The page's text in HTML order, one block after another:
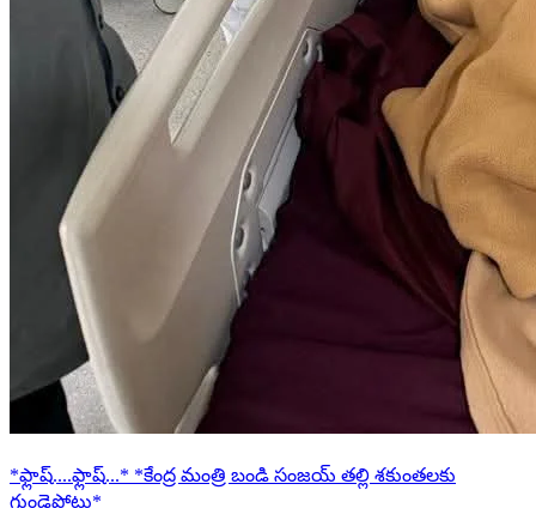
*ఫ్లాష్....ఫ్లాష్...* *కేంద్ర మంత్రి బండి సంజయ్ తల్లి శకుంతలకు
గుండెపోటు*